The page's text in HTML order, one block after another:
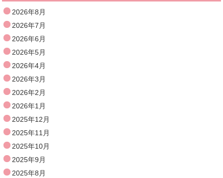
2026年8月
2026年7月
2026年6月
2026年5月
2026年4月
2026年3月
2026年2月
2026年1月
2025年12月
2025年11月
2025年10月
2025年9月
2025年8月